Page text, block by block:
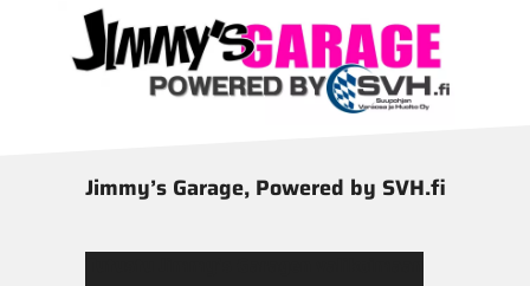
Jimmy’s Garage, Powered by SVH.fi